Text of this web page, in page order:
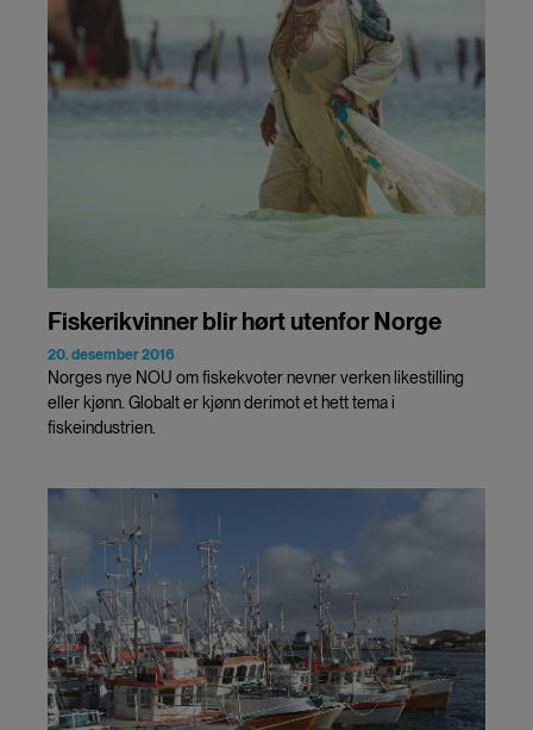
Fiskerikvinner blir hørt utenfor Norge
20. desember 2016
Norges nye NOU om fiskekvoter nevner verken likestilling
eller kjønn. Globalt er kjønn derimot et hett tema i
fiskeindustrien.